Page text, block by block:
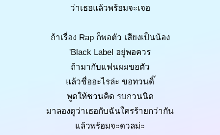
ว่าเธอแล้วพร้อมจะเจอ
ถ้าเรื่อง Rap ก็พอตัว เสียงเป็นน้อง
'Black Label อยู่พอควร
ถ้ามากับแฟนผมขอตัว
แล้วชื่ออะไรล่ะ ขอทวนดิ๊
พูดให้ชวนคิด รบกวนนิด
มาลองดูว่าเธอกับฉันใครร้ายกว่ากัน
แล้วพร้อมจะดวลม่ะ